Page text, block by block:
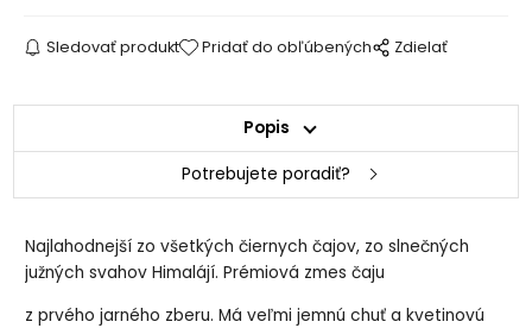
Sledovať produkt Pridať do obľúbených Zdielať
Popis
Potrebujete poradiť?
Najlahodnejší zo všetkých čiernych čajov, zo slnečných
južných svahov Himalájí. Prémiová zmes čaju
z prvého jarného zberu. Má veľmi jemnú chuť a kvetinovú